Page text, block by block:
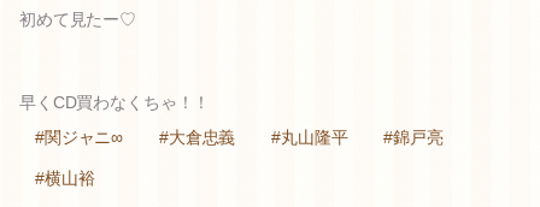
初めて見たー♡
早くCD買わなくちゃ！！
#関ジャニ∞
#大倉忠義 #丸山隆平 #錦戸亮
#横山裕